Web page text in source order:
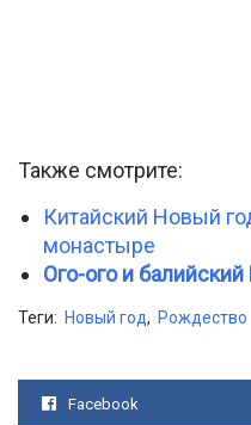
Также смотрите:
Китайский Новый
монастыре
Ого-ого и
Теги: Новый год, Рождество
Facebook